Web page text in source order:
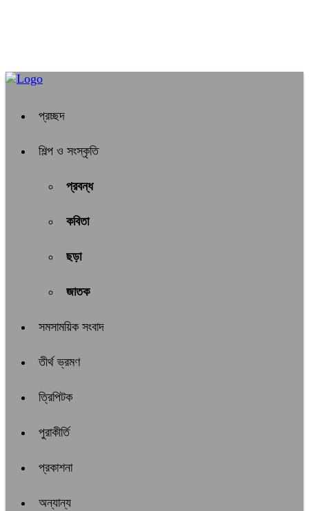
প্রচ্ছদ
শিল্প ও সংস্কৃতি
প্রবন্ধ
কবিতা
ছড়া
জাতক
সমসাময়িক সংবাদ
তীর্থ ভ্রমণ
ত্রিপিটক
পুরাকীর্তি
প্রকাশনা
অন্যান্য